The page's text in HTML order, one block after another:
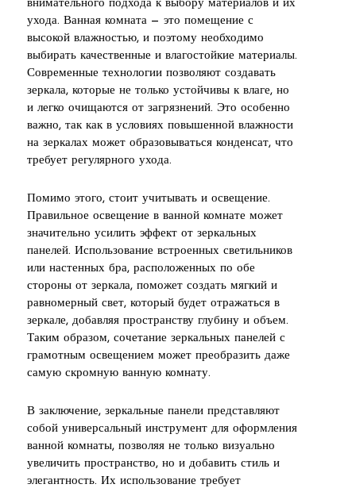
внимательного подхода к выбору материалов и их
ухода. Ванная комната — это помещение с
высокой влажностью, и поэтому необходимо
выбирать качественные и влагостойкие материалы.
Современные технологии позволяют создавать
зеркала, которые не только устойчивы к влаге, но
и легко очищаются от загрязнений. Это особенно
важно, так как в условиях повышенной влажности
на зеркалах может образовываться конденсат, что
требует регулярного ухода.
Помимо этого, стоит учитывать и освещение.
Правильное освещение в ванной комнате может
значительно усилить эффект от зеркальных
панелей. Использование встроенных светильников
или настенных бра, расположенных по обе
стороны от зеркала, поможет создать мягкий и
равномерный свет, который будет отражаться в
зеркале, добавляя пространству глубину и объем.
Таким образом, сочетание зеркальных панелей с
грамотным освещением может преобразить даже
самую скромную ванную комнату.
В заключение, зеркальные панели представляют
собой универсальный инструмент для оформления
ванной комнаты, позволяя не только визуально
увеличить пространство, но и добавить стиль и
элегантность. Их использование требует